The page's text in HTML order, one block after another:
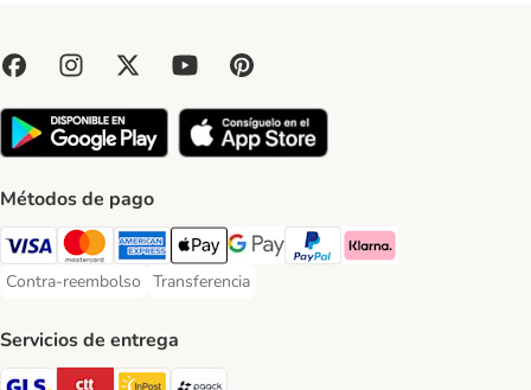
Métodos de pago
Visa Payment Method
Mastercard Payment Method
American Express Payment Method
Apple Pay Payment Method
Google Pay Payment Method
PayPal Payment Method
Klarna Payment Method
Contra-reembolso
Contra-reembolso Payment Method
Transferencia
Transferencia Payment Method
Servicios de entrega
GLS Shipping Method
CTTExpress Shipping Method
InPost Shipping Method
paack Shipping Method